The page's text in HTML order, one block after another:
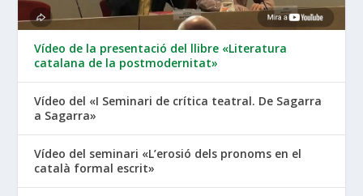
Vídeo de la presentació del llibre «Literatura
catalana de la postmodernitat»
Vídeo del «I Seminari de crítica teatral. De Sagarra
a Sagarra»
Vídeo del seminari «L’erosió dels pronoms en el
català formal escrit»